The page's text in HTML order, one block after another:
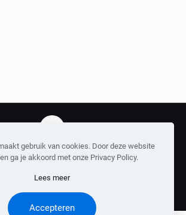
© Aqua ad Vinum | Privacy beleid
gebruik van cookies. Door deze website
ga je akkoord met onze Privacy Policy.
Lees meer
Accepteren